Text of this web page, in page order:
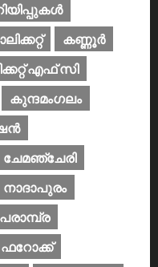
കണ്ണൂര്‍
എഫ് സി
കുന്ദമംഗലം
ചേമഞ്ചേരി
നാദാപുരം
ഫറോക്ക്